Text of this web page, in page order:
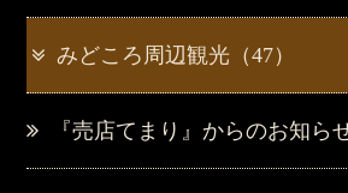
みどころ周辺観光（47）
『売店てまり』からのお知ら